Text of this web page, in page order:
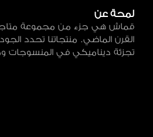
لمحة عن
قماش هي جزء من مجموعة
القرن الماضي. منتجاتنا تحدد
تجزئة ديناميكي في المنسوجات